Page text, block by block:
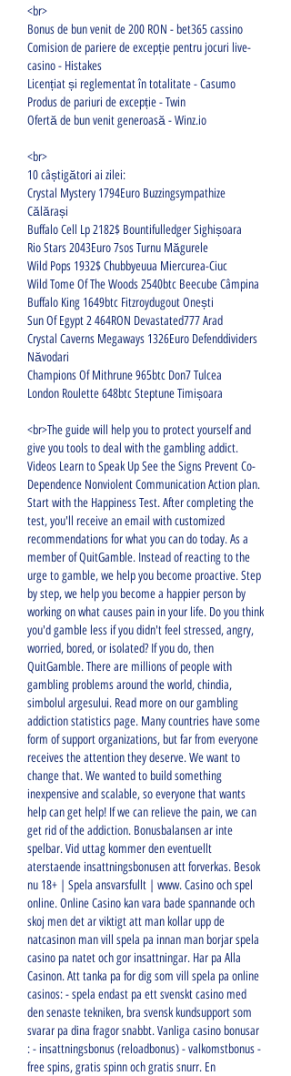
<br>
Bonus de bun venit de 200 RON - bet365 cassino
Comision de pariere de excepție pentru jocuri live-
casino - Histakes
Licențiat și reglementat în totalitate - Casumo
Produs de pariuri de excepție - Twin
Ofertă de bun venit generoasă - Winz.io
<br>
10 câștigători ai zilei:
Crystal Mystery 1794Euro Buzzingsympathize
Călărași
Buffalo Cell Lp 2182$ Bountifulledger Sighișoara
Rio Stars 2043Euro 7sos Turnu Măgurele
Wild Pops 1932$ Chubbyeuua Miercurea-Ciuc
Wild Tome Of The Woods 2540btc Beecube Câmpina
Buffalo King 1649btc Fitzroydugout Onești
Sun Of Egypt 2 464RON Devastated777 Arad
Crystal Caverns Megaways 1326Euro Defenddividers
Năvodari
Champions Of Mithrune 965btc Don7 Tulcea
London Roulette 648btc Steptune Timișoara
<br>The guide will help you to protect yourself and
give you tools to deal with the gambling addict.
Videos Learn to Speak Up See the Signs Prevent Co-
Dependence Nonviolent Communication Action plan.
Start with the Happiness Test. After completing the
test, you'll receive an email with customized
recommendations for what you can do today. As a
member of QuitGamble. Instead of reacting to the
urge to gamble, we help you become proactive. Step
by step, we help you become a happier person by
working on what causes pain in your life. Do you think
you'd gamble less if you didn't feel stressed, angry,
worried, bored, or isolated? If you do, then
QuitGamble. There are millions of people with
gambling problems around the world, chindia,
simbolul argesului. Read more on our gambling
addiction statistics page. Many countries have some
form of support organizations, but far from everyone
receives the attention they deserve. We want to
change that. We wanted to build something
inexpensive and scalable, so everyone that wants
help can get help! If we can relieve the pain, we can
get rid of the addiction. Bonusbalansen ar inte
spelbar. Vid uttag kommer den eventuellt
aterstaende insattningsbonusen att forverkas. Besok
nu 18+ | Spela ansvarsfullt | www. Casino och spel
online. Online Casino kan vara bade spannande och
skoj men det ar viktigt att man kollar upp de
natcasinon man vill spela pa innan man borjar spela
casino pa natet och gor insattningar. Har pa Alla
Casinon. Att tanka pa for dig som vill spela pa online
casinos: - spela endast pa ett svenskt casino med
den senaste tekniken, bra svensk kundsupport som
svarar pa dina fragor snabbt. Vanliga casino bonusar
: - insattningsbonus (reloadbonus) - valkomstbonus -
free spins, gratis spinn och gratis snurr. En